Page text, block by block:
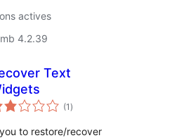
actives
4.2.39
Text
(1 puntuacions
totals
)
to restore/recover